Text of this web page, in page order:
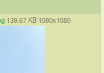
139.67 KB 1080x1080